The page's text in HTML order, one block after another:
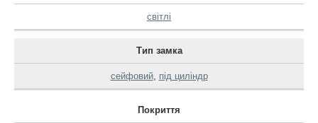
світлі
Тип замка
сейфовий, під циліндр
Покриття